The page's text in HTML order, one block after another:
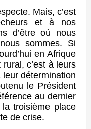
Mais, c’est
et à nos
d’être où nous
sommes. Si
en Afrique
c’est à leurs
détermination
le Président
au dernier
troisième place
de crise.